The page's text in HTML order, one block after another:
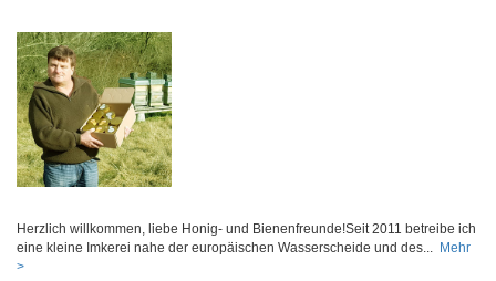
Herzlich willkommen, liebe Honig- und Bienenfreunde!Seit 2011 betreibe ich
eine kleine Imkerei nahe der europäischen Wasserscheide und des... Mehr
>